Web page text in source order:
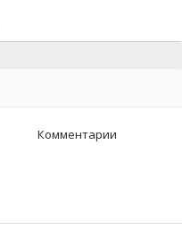
Комментарии